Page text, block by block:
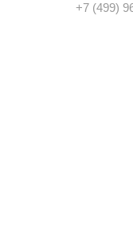
+7 (499)